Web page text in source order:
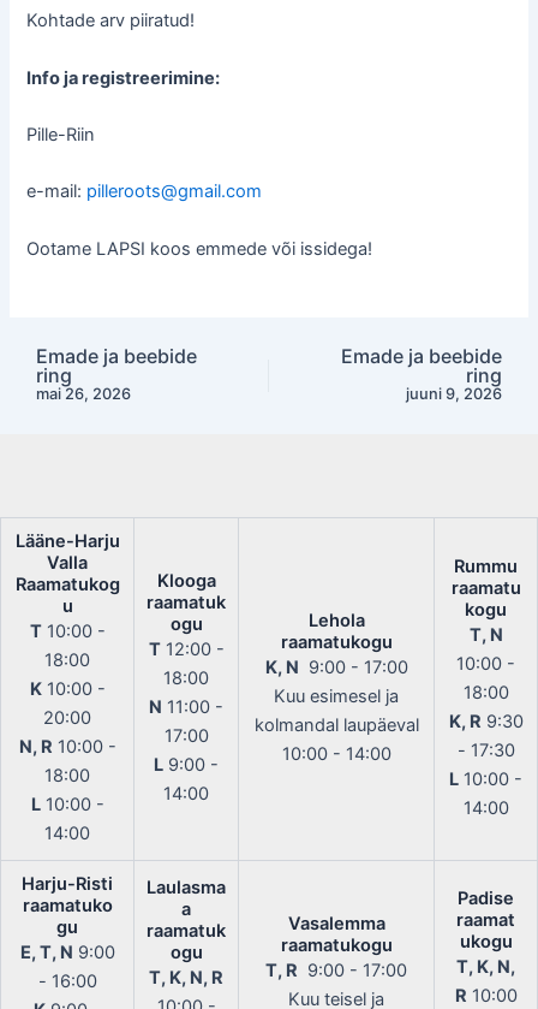
Kohtade arv piiratud!
Info ja registreerimine:
Pille-Riin
e-mail: pilleroots@gmail.com
Ootame LAPSI koos emmede või issidega!
Post
navigation
Emade ja beebide
ring
mai 26, 2026
Emade ja beebide
ring
juuni 9, 2026
Lääne-Harju
Valla
Raamatukog
u
T10:00 -
18:00
K10:00 -
20:00
N, R 10:00 -
18:00
L10:00 -
14:00
Klooga
raamatuk
ogu
T12:00 -
18:00
N 11:00 -
17:00
L 9:00 -
14:00
Lehola
raamatukogu
K, N 9:00 - 17:00
Kuu esimesel ja
kolmandal laupäeval
10:00 - 14:00
Rummu
raamatu
kogu
T, N
10:00 -
18:00
K, R 9:30
- 17:30
L 10:00 -
14:00
Harju-Risti
raamatuko
gu
E, T, N 9:00
- 16:00
Laulasma
a
raamatuk
ogu
T, K, N, R
Vasalemma
raamatukogu
T, R 9:00 - 17:00
Kuu teisel ja
Padise
raamat
ukogu
T, K, N,
R 10:00